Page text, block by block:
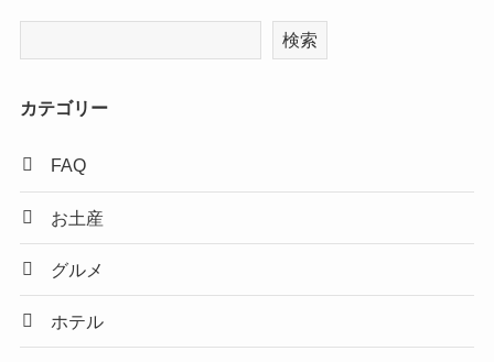
検索
カテゴリー
FAQ
お土産
グルメ
ホテル